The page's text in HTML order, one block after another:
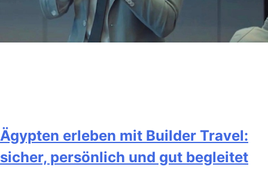
Ägypten erleben mit Builder Travel:
sicher, persönlich und gut begleitet